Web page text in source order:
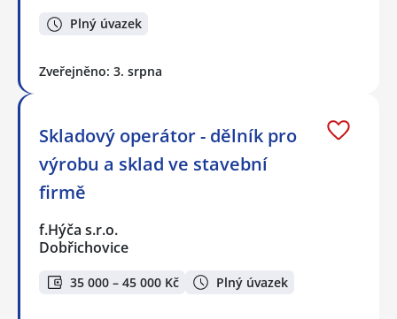
Plný úvazek
Zveřejněno: 3. srpna
Skladový operátor - dělník pro
výrobu a sklad ve stavební
firmě
f.Hýča s.r.o.
Dobřichovice
35 000 – 45 000 Kč Plný úvazek